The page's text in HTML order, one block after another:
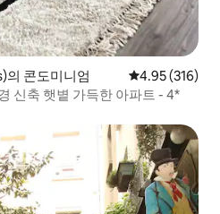
콘도미니엄 평점 4.95점(5
4.95 (316)
신축 햇볕 가득한 아파트 - 4*